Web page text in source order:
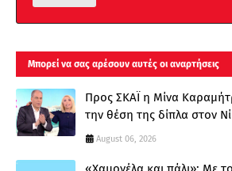
Μπορεί να σας αρέσουν αυτές οι αναρτήσεις
Προς ΣΚΑΪ η Μίνα
την θέση της δίπλα στον
August 06, 2026